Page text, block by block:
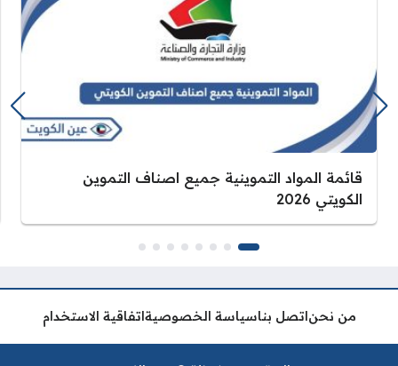
قائمة المواد التموينية جميع اصناف التموين
الكويتي 2026
من نحناتصل بناسياسة الخصوصيةاتفاقية الاستخدام